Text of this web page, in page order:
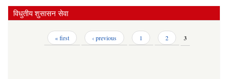
विधुतीय शुसासन सेवा
« first ‹ previous 1 2 3